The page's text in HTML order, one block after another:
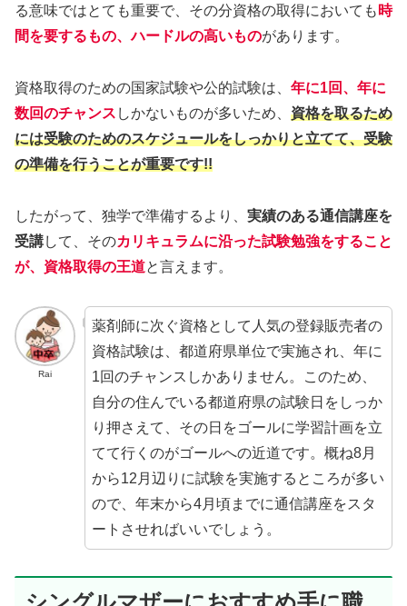
る意味ではとても重要で、その分資格の取得においても時
間を要するもの、ハードルの高いものがあります。
資格取得のための国家試験や公的試験は、 年に1回、年に
数回のチャンス しかないものが多いため、 資格を取るため
には受験のためのスケジュールをしっかりと立てて、受験
の準備を行うことが重要です!!
したがって、独学で準備するより、 実績のある通信講座を
受講して、そのカリキュラムに沿った試験勉強をすること
が、資格取得の王道と言えます。
Rai
薬剤師に次ぐ資格として人気の登録販売者の
資格試験は、都道府県単位で実施され、年に
1回のチャンスしかありません。このため、
自分の住んでいる都道府県の試験日をしっか
り押さえて、その日をゴールに学習計画を立
てて行くのがゴールへの近道です。概ね8月
から12月辺りに試験を実施するところが多い
ので、年末から4月頃までに通信講座をスタ
ートさせればいいでしょう。